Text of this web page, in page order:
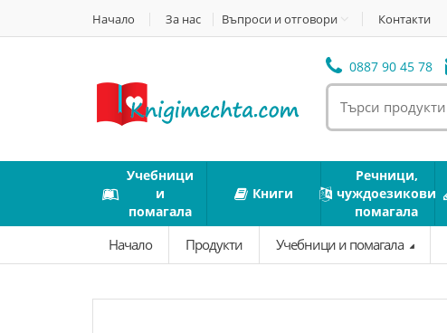
Начало За нас Въпроси и отговори Контакти
0887 90 45 78
Учебници
и
помагала
Книги
Речници,
чуждоезикови
помагала
Начало Продукти Учебници и помагала